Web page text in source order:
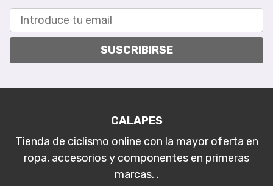
SUSCRIBIRSE
CALAPES
Tienda de ciclismo online con la mayor oferta en
ropa, accesorios y componentes en primeras
marcas. .